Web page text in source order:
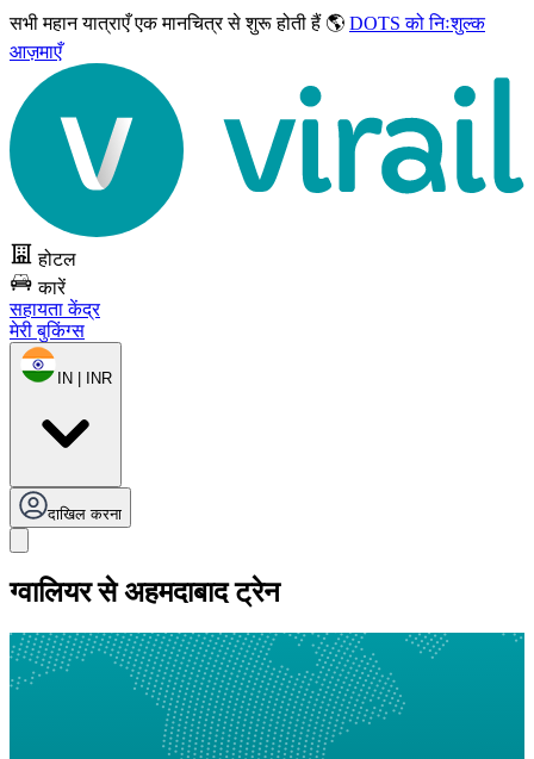
सभी महान यात्राएँएक मानचित्र से शुरू होती हैं 🌎 DOTS को निःशुल्क
आज़माएँ
होटल
कारें
सहायता केंद्र
मेरी बुकिंग्स
IN | INR
दाखिल करना
ग्‍वालियर से अहमदाबाद ट्रेन